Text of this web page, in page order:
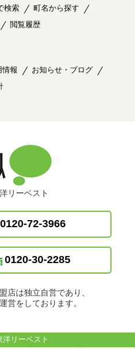
検索
町名から探す
閲覧履歴
情報
お知らせ・ブログ
リーベスト
0120-72-3966
0120-30-2285
店は独立自営であり、
営をしております。
リーベスト